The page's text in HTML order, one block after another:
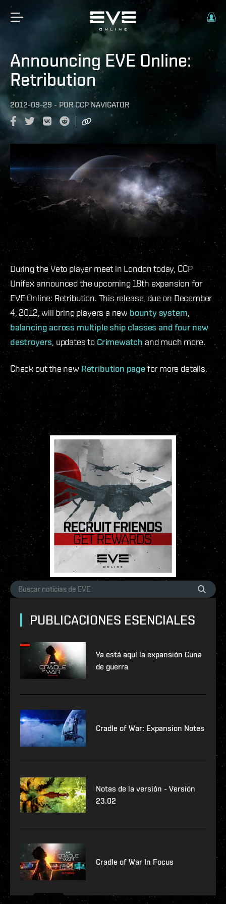
Announcing EVE Online:
Retribution
2012-09-29 - POR CCP NAVIGATOR
During the Veto player meet in London today, CCP
Unifex announced the upcoming 18th expansion for
EVE Online: Retribution. This release, due on December
4, 2012, will bring players a new bounty system,
balancing across multiple ship classes and four new
destroyers, updates to Crimewatchand much more.
Check out the new Retribution page for more details.
PUBLICACIONES ESENCIALES
Ya está aquí la expansión Cuna
de guerra
Cradle of War: Expansion Notes
Notas de la versión - Versión
23.02
Cradle of War In Focus